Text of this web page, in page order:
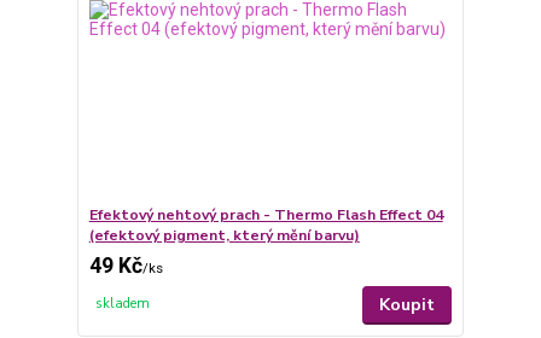
Efektový nehtový prach - Thermo Flash Effect 04
(efektový pigment, který mění barvu)
49 Kč/ks
skladem Koupit